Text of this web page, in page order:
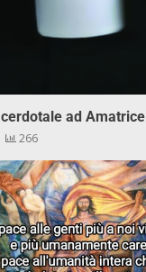
ad Amatrice
266